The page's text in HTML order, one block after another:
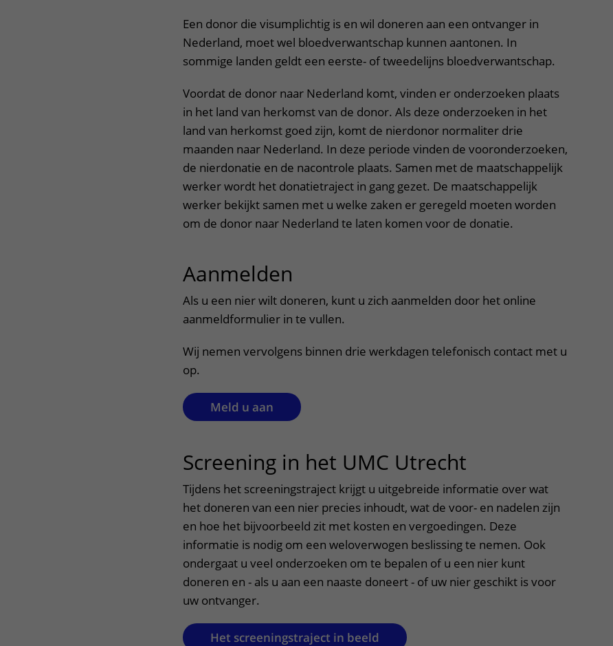
Een donor die visumplichtig is en wil doneren aan een ontvanger in
Nederland, moet wel bloedverwantschap kunnen aantonen. In
sommige landen geldt een eerste- of tweedelijns bloedverwantschap.
Voordat de donor naar Nederland komt, vinden er onderzoeken plaats
in het land van herkomst van de donor. Als deze onderzoeken in het
land van herkomst goed zijn, komt de nierdonor normaliter drie
maanden naar Nederland. In deze periode vinden de vooronderzoeken,
de nierdonatie en de nacontrole plaats. Samen met de maatschappelijk
werker wordt het donatietraject in gang gezet. De maatschappelijk
werker bekijkt samen met u welke zaken er geregeld moeten worden
om de donor naar Nederland te laten komen voor de donatie.
Aanmelden
Als u een nier wilt doneren, kunt u zich aanmelden door het online
aanmeldformulier in te vullen.
Wij nemen vervolgens binnen drie werkdagen telefonisch contact met u
op.
Meld u aan
Screening in het UMC Utrecht
Tijdens het screeningstraject krijgt u uitgebreide informatie over wat
het doneren van een nier precies inhoudt, wat de voor- en nadelen zijn
en hoe het bijvoorbeeld zit met kosten en vergoedingen. Deze
informatie is nodig om een weloverwogen beslissing te nemen. Ook
ondergaat u veel onderzoeken om te bepalen of u een nier kunt
doneren en - als u aan een naaste doneert - of uw nier geschikt is voor
uw ontvanger.
Het screeningstraject in beeld